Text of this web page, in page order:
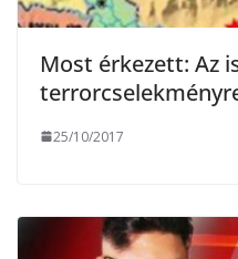
Most érkezett: Az
25/10/2017